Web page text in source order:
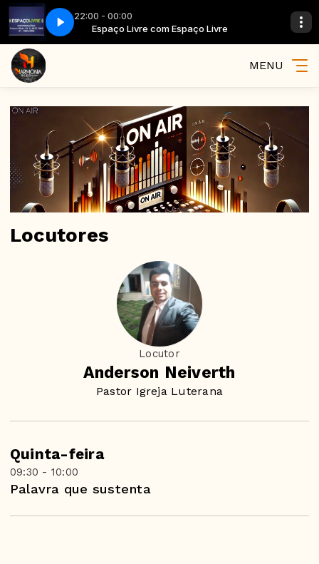
22:00 - 00:00
Livre Espaço Livre com Espaço Livre
MENU
Locutores
Locutor
Anderson Neiverth
Pastor Igreja Luterana
Quinta-feira
09:30 - 10:00
Palavra que sustenta